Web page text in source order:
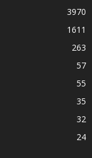
3970
1611
263
57
55
35
32
24